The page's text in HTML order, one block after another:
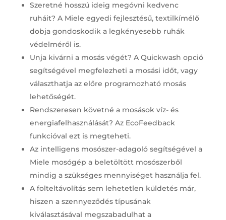
Szeretné hosszú ideig megóvni kedvenc
ruháit? A Miele egyedi fejlesztésű, textilkímélő
dobja gondoskodik a legkényesebb ruhák
védelméről is.
Unja kivárni a mosás végét? A Quickwash opció
segítségével megfelezheti a mosási időt, vagy
választhatja az előre programozható mosás
lehetőségét.
Rendszeresen követné a mosások víz- és
energiafelhasználását? Az EcoFeedback
funkcióval ezt is megteheti.
Az intelligens mosószer-adagoló segítségével a
Miele mosógép a beletöltött mosószerből
mindig a szükséges mennyiséget használja fel.
A folteltávolítás sem lehetetlen küldetés már,
hiszen a szennyeződés típusának
kiválasztásával megszabadulhat a